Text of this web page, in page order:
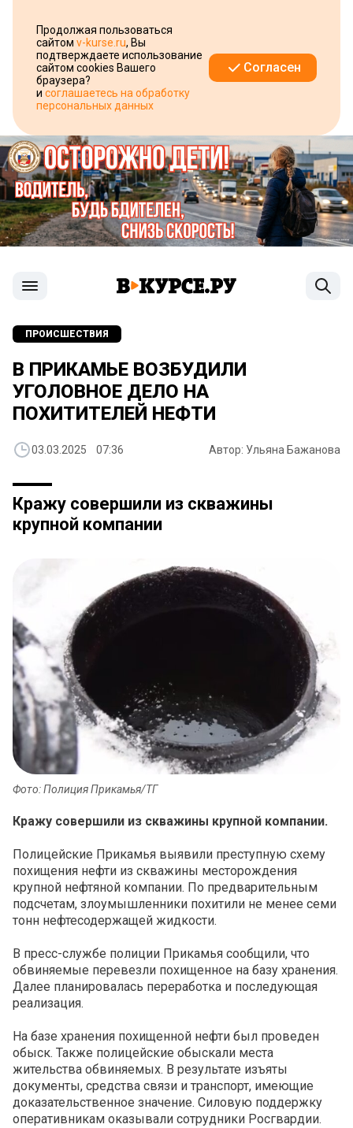
Продолжая пользоваться
сайтом v-kurse.ru, Вы
подтверждаете использование
сайтом cookies Вашего
браузера?
и соглашаетесь на обработку
персональных данных
Согласен
ПРОИСШЕСТВИЯ
В ПРИКАМЬЕ ВОЗБУДИЛИ
УГОЛОВНОЕ ДЕЛО НА
ПОХИТИТЕЛЕЙ НЕФТИ
03.03.2025 07:36 Автор: Ульяна Бажанова
Кражу совершили из скважины
крупной компании
Фото: Полиция Прикамья/ТГ
Кражу совершили из скважины крупной компании.
Полицейские Прикамья выявили преступную схему
похищения нефти из скважины месторождения
крупной нефтяной компании. По предварительным
подсчетам, злоумышленники похитили не менее семи
тонн нефтесодержащей жидкости.
В пресс-службе полиции Прикамья сообщили, что
обвиняемые перевезли похищенное на базу хранения.
Далее планировалась переработка и последующая
реализация.
На базе хранения похищенной нефти был проведен
обыск. Также полицейские обыскали места
жительства обвиняемых. В результате изъяты
документы, средства связи и транспорт, имеющие
доказательственное значение. Силовую поддержку
оперативникам оказывали сотрудники Росгвардии.